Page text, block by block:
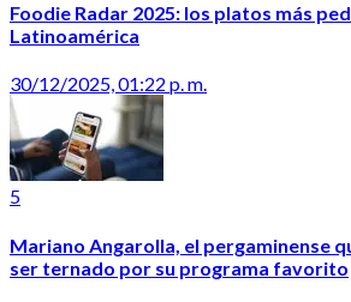
Foodie Radar 2025: los platos más
Latinoamérica
30/12/2025, 01:22 p. m.
5
Mariano Angarolla, el pergaminense
ser ternado por su programa favorito